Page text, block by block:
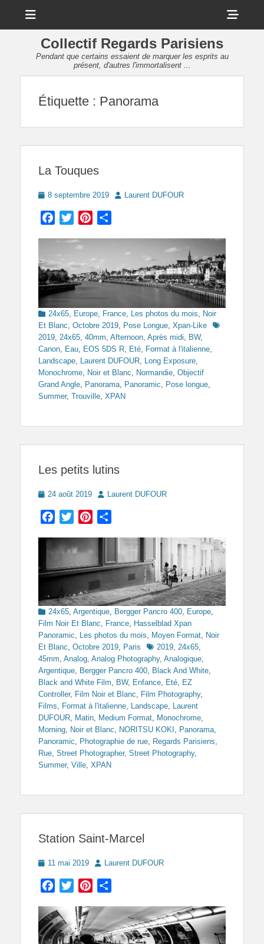
Collectif Regards Parisiens
Pendant que certains essaient de marquer les esprits au
présent, d'autres l'immortalisent ...
Étiquette : Panorama
La Touques
Posted
8 septembre 2019 AuthorLaurent DUFOUR
Facebook
TwitterPinterest
Categories
24x65 Europe France Les photos du mois
Noir
Et Blanc Octobre 2019 Pose Longue Xpan-Like
Tags
2019 24x65 40mm Afternoon Après midi BW,
Canon Eau EOS 5DS R Eté Format à l'italienne
Landscape Laurent DUFOUR Long Exposure
Monochrome Noir et Blanc Normandie Objectif
Grand Angle Panorama Panoramic Pose longue
Summer, Trouville XPAN
Les petits lutins
Posted
24 août 2019 AuthorLaurent DUFOUR
Facebook
TwitterPinterest
Categories
24x65 Argentique Bergger Pancro 400 Europe
Film Noir Et Blanc
France
Hasselblad Xpan
Panoramic
Les photos du mois Moyen Format
Noir
Et Blanc Octobre 2019 Paris Tags2019 24x65
45mm Analog Analog Photography, Analogique
Argentique
Bergger Pancro 400 Black And White
Black and White Film
BW, Enfance Eté
EZ
Controller, Film Noir et Blanc Film Photography,
Films
Format à l'italienne Landscape
Laurent
DUFOUR
Matin Medium Format Monochrome
Morning
Noir et Blanc NORITSU KOKI Panorama
Panoramic
Photographie de rue Regards Parisiens
Rue Street Photographer, Street Photography,
Summer, Ville XPAN
Station Saint-Marcel
Posted
11 mai 2019 AuthorLaurent DUFOUR
Facebook
TwitterPinterest